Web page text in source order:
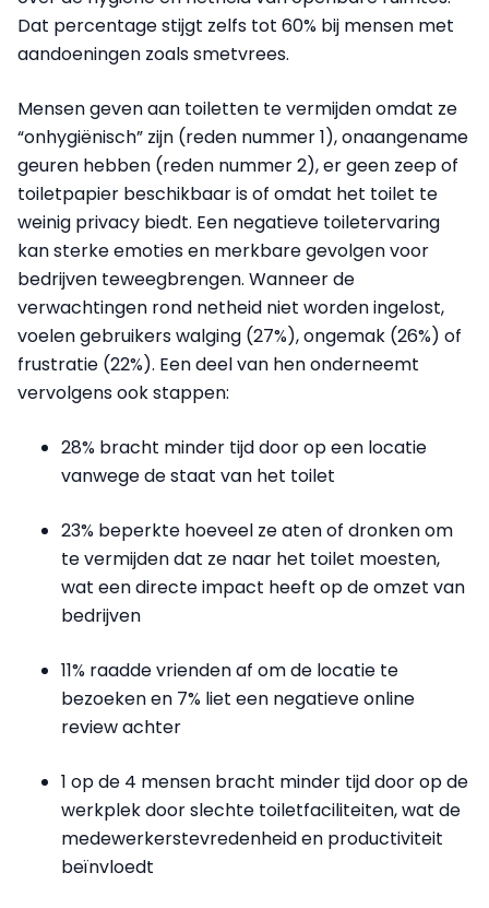
Dat percentage stijgt zelfs tot 60% bij mensen met
aandoeningen zoals smetvrees.
Mensen geven aan toiletten te vermijden omdat ze
“onhygiënisch” zijn (reden nummer 1), onaangename
geuren hebben (reden nummer 2), er geen zeep of
toiletpapier beschikbaar is of omdat het toilet te
weinig privacy biedt. Een negatieve toiletervaring
kan sterke emoties en merkbare gevolgen voor
bedrijven teweegbrengen. Wanneer de
verwachtingen rond netheid niet worden ingelost,
voelen gebruikers walging (27%), ongemak (26%) of
frustratie (22%). Een deel van hen onderneemt
vervolgens ook stappen:
28% bracht minder tijd door op een locatie
vanwege de staat van het toilet
23% beperkte hoeveel ze aten of dronken om
te vermijden dat ze naar het toilet moesten,
wat een directe impact heeft op de omzet van
bedrijven
11% raadde vrienden af om de locatie te
bezoeken en 7% liet een negatieve online
review achter
1 op de 4 mensen bracht minder tijd door op de
werkplek door slechte toiletfaciliteiten, wat de
medewerkerstevredenheid en productiviteit
beïnvloedt